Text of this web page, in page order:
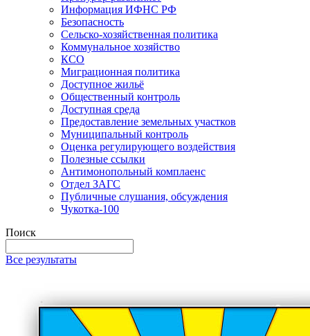
Информация ИФНС РФ
Безопасность
Сельско-хозяйственная политика
Коммунальное хозяйство
КСО
Миграционная политика
Доступное жильё
Общественный контроль
Доступная среда
Предоставление земельных участков
Муниципальный контроль
Оценка регулирующего воздействия
Полезные ссылки
Антимонопольный комплаенс
Отдел ЗАГС
Публичные слушания, обсуждения
Чукотка-100
Поиск
Все результаты